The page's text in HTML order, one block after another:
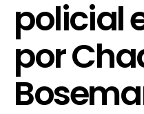
policial
por